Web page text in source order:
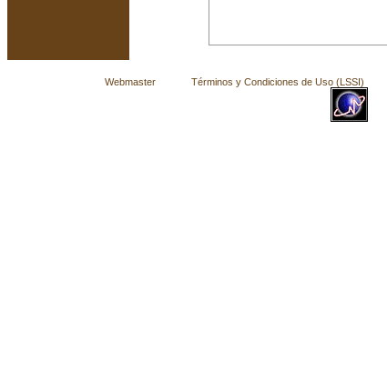
Webmaster Términos y Condiciones de Uso (LSSI) ©